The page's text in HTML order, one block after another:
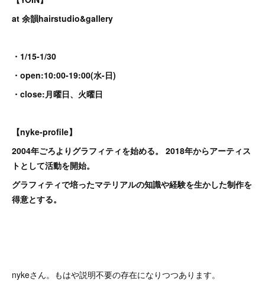
at 余韻hairstudio&gallery
・1/15-1/30
・open:10:00-19:00(水-日)
・close:月曜日、火曜日
【nyke-profile】
2004年ごろよりグラフィティを始める。 2018年からアーティス
トとして活動を開始。
グラフィティで培ったマテリアルの知識や経験を生かした制作を
得意とする。
nykeさん。もはや説明不要の存在になりつつあります。